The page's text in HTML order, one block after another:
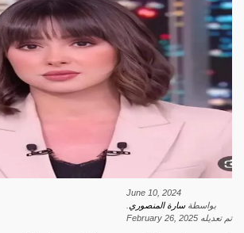
June 10, 2024
بواسطةسارة المنصوري
تم تعديله February 26, 2025